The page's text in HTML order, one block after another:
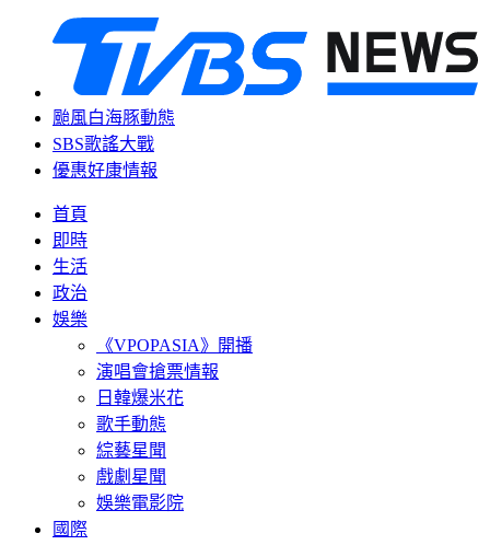
颱風白海豚動態
SBS歌謠大戰
優惠好康情報
首頁
即時
生活
政治
娛樂
《VPOPASIA》開播
演唱會搶票情報
日韓爆米花
歌手動態
綜藝星聞
戲劇星聞
娛樂電影院
國際